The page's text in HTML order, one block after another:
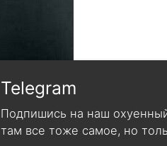
Telegram
Подпишись на наш
там все тоже самое, но